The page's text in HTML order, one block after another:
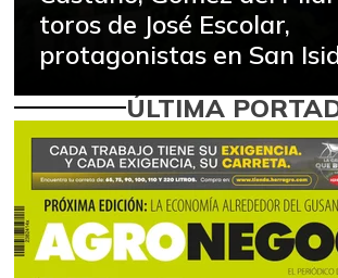
toros de José Escolar,
protagonistas en San
ÚLTIMA